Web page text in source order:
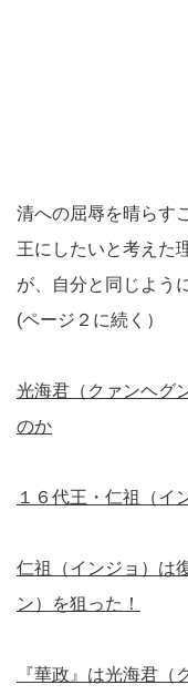
清への屈辱を晴らす
王にしたいと考えた
が、自分と同じよう
(ページ２に続く）
光海君（クァンヘグ
のか
１６代王・仁祖（イ
仁祖（インジョ）は
ン）を狙った！
『華政』は光海君